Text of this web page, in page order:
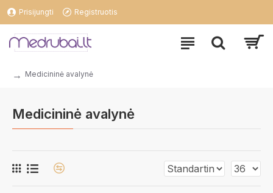
Prisijungti Registruotis
Medicininė avalynė
Medicininė avalynė